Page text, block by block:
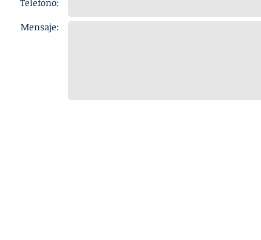
Telefono:
Mensaje: